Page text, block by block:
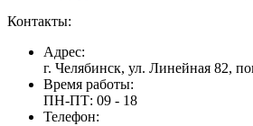
Контакты:
Адрес:
г. Челябинск, ул. Линейная 82,
Время работы:
ПН-ПТ: 09 - 18
Телефон: